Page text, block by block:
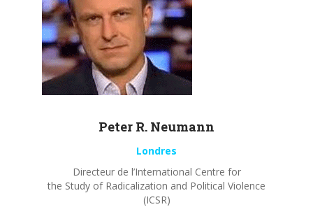
Peter R. Neumann
Londres
Directeur de l’International Centre for
the Study of Radicalization and Political Violence
(ICSR)